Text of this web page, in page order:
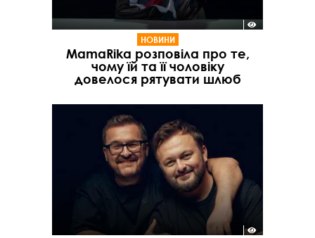
НОВИНИ
MamaRika розповіла про те,
чому їй та її чоловіку
довелося рятувати шлюб